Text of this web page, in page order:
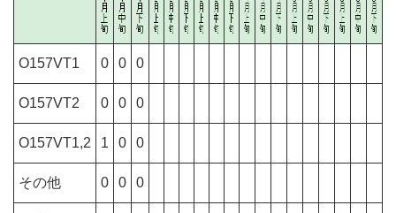
O157VT1 0 0 0
O157VT2 0 0 0
O157VT1,2 1 0 0
その他 0 0 0